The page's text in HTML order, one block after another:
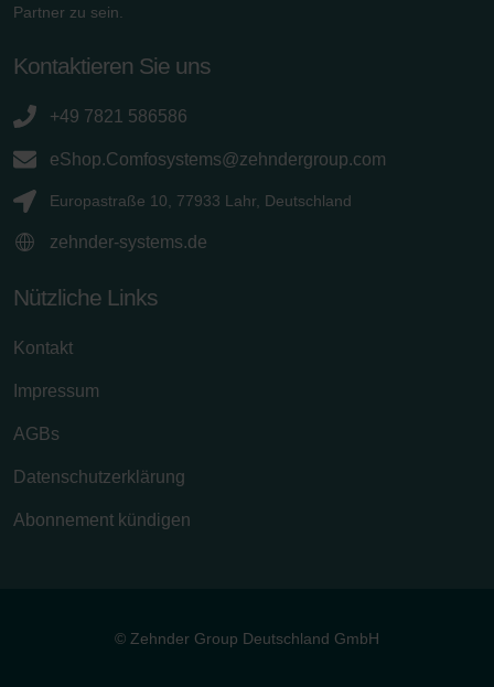
Partner zu sein.
Kontaktieren Sie uns
+49 7821 586586
eShop.Comfosystems@zehndergroup.com
Europastraße 10, 77933 Lahr, Deutschland
zehnder-systems.de
Nützliche Links
Kontakt
Impressum
AGBs
Datenschutzerklärung
Abonnement kündigen
© Zehnder Group Deutschland GmbH